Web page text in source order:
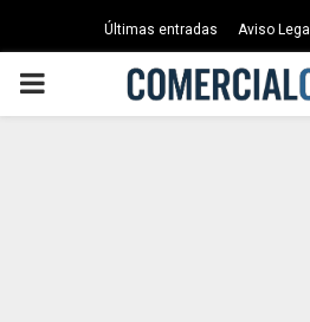
Últimas entradas Aviso Legal
PRIMARY